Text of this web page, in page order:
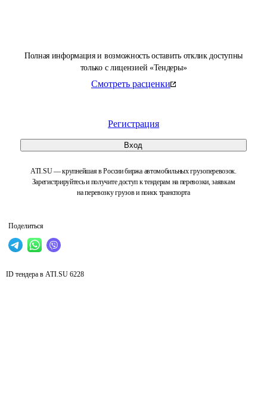
Полная информация и возможность оставить отклик доступны
только с лицензией «Тендеры»
Смотреть расценки
Регистрация
Вход
ATI.SU — крупнейшая в России биржа автомобильных грузоперевозок.
Зарегистрируйтесь и получите доступ к тендерам на перевозки, заявкам
на перевозку грузов и поиск транспорта
Поделиться
ID тендера в ATI.SU 6228